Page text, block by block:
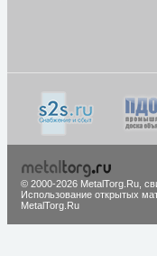
© 2000-2026 MetalTorg.Ru,
Использование открытых
MetalTorg.Ru